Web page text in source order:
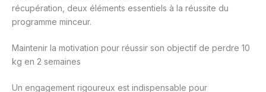
récupération, deux éléments essentiels à la réussite du
programme minceur.
Maintenir la motivation pour réussir son objectif de perdre 10
kg en 2 semaines
Un engagement rigoureux est indispensable pour